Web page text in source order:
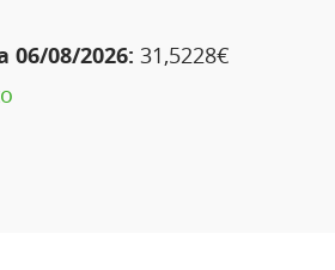
08/2026: 31,5228€